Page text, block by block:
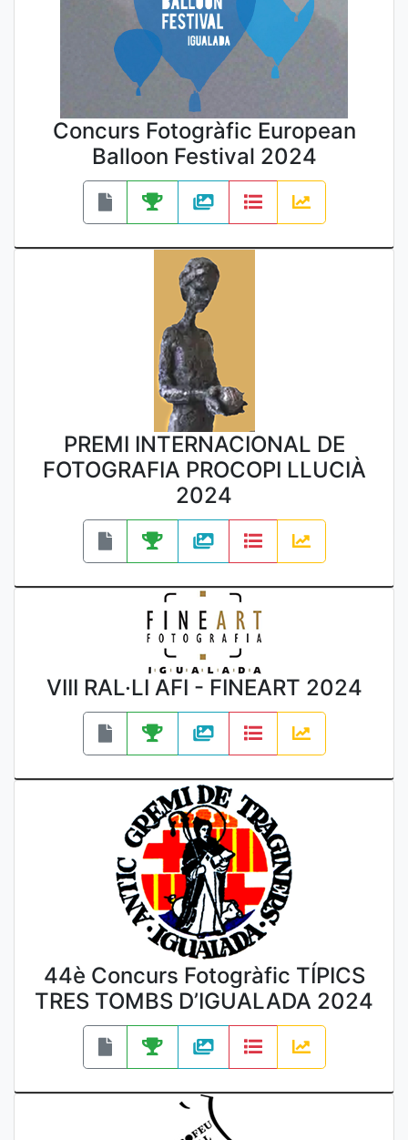
Concurs Fotogràfic European
Balloon Festival 2024
PREMI INTERNACIONAL DE
FOTOGRAFIA PROCOPI LLUCIÀ
2024
VIII RAL·LI AFI - FINEART 2024
44è Concurs Fotogràfic TÍPICS
TRES TOMBS D’IGUALADA 2024